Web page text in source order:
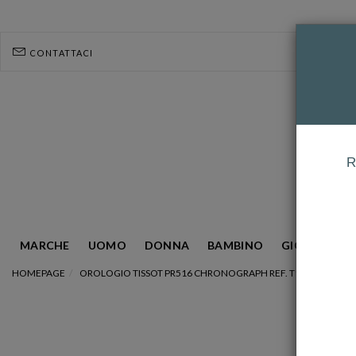
CONTATTACI
MARCHE UOMO DONNA BAMBINO GIOIELLERIA
HOMEPAGE OROLOGIO TISSOT PR516 CHRONOGRAPH REF.